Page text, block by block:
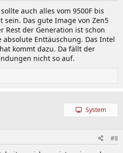
auch alles vom 9500F bis
sein. Das gute Image von Zen5
Rest der Generation ist schon
Enttäuschung. Das Intel
kommt dazu. Da fällt der
nicht so auf.
System
#8